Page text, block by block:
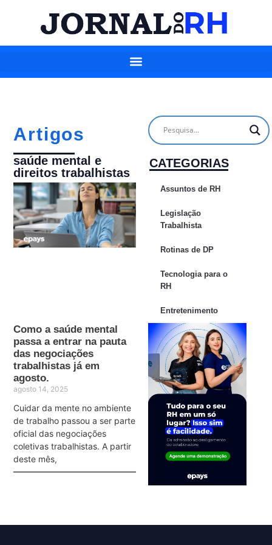
Artigos
saúde mental e
direitos trabalhistas
Como a saúde mental
passa a entrar na pauta
das negociações
trabalhistas já em
agosto.
agosto 14, 2025
Cuidar da mente no ambiente
de trabalho passou a ser parte
oficial das negociações
coletivas trabalhistas. A partir
deste mês,
CATEGORIAS
Assuntos de RH
Legislação
Trabalhista
Rotinas de DP
Tecnologia para o
RH
Entretenimento